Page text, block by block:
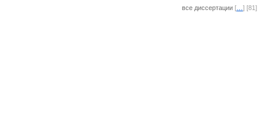
все диссертации [ ] [81]